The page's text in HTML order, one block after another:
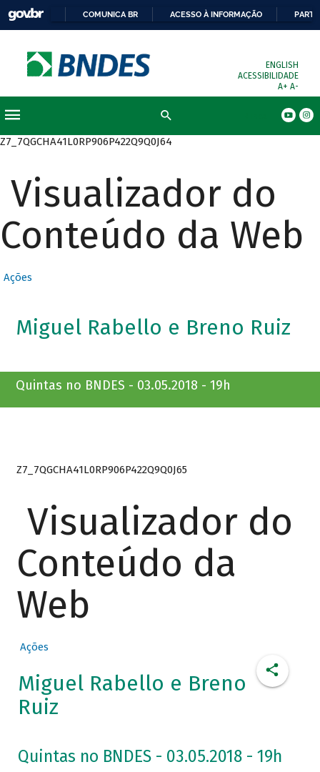
COMUNICA BR ACESSO À INFORMAÇÃO
ENGLISH
ACESSIBILIDADE
A+ A-
Z7_7QGCHA41L0RP906P422Q9Q0J64
Visualizador do
Conteúdo da Web
Ações
Miguel Rabello e Breno Ruiz
Quintas no BNDES - 03.05.2018 - 19h
Z7_7QGCHA41L0RP906P422Q9Q0J65
Visualizador do
Conteúdo da
Web
Ações
Miguel Rabello e Breno
Ruiz
Quintas no BNDES - 03.05.2018 - 19h